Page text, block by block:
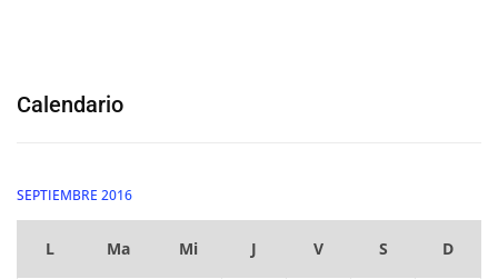
Calendario
SEPTIEMBRE 2016
L Ma Mi J V S D